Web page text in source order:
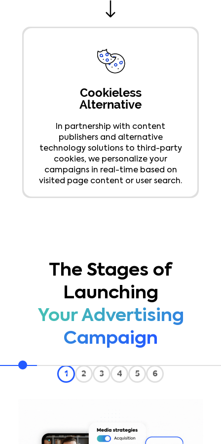
Cookieless
Alternative
In partnership with content
publishers and alternative
technology solutions to third-party
cookies, we personalize your
campaigns in real-time based on
visited page content or user search.
The Stages of
Launching
Your Advertising
Campaign
1 2 3 4 5 6